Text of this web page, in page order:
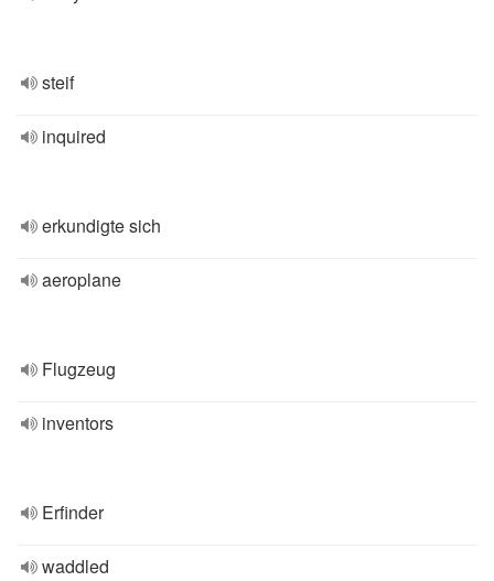
steif
inquired
erkundigte sich
aeroplane
Flugzeug
inventors
Erfinder
waddled